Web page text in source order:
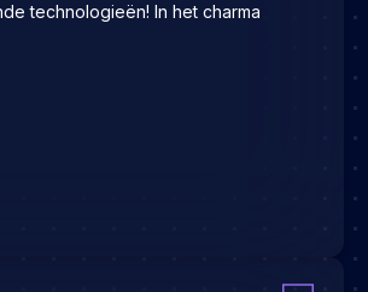
technologieën! In het charma